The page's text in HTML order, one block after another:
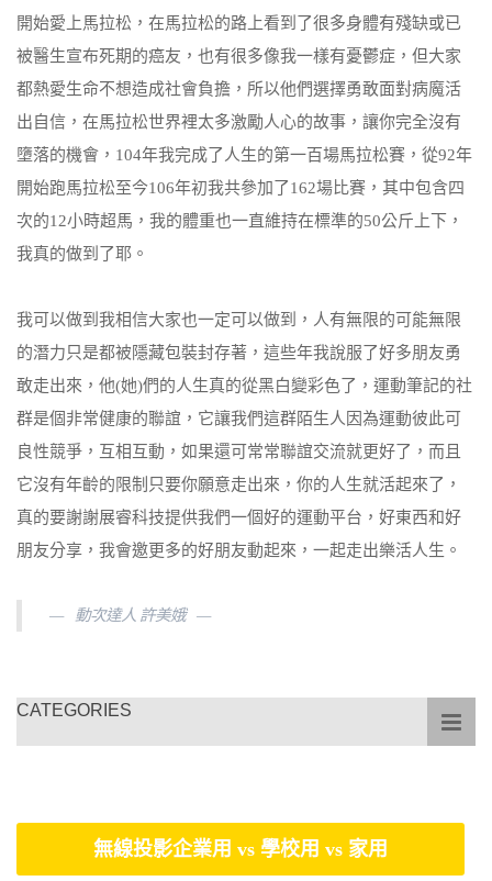
開始愛上馬拉松，在馬拉松的路上看到了很多身體有殘缺或已
被醫生宣布死期的癌友，也有很多像我一樣有憂鬱症，但大家
都熱愛生命不想造成社會負擔，所以他們選擇勇敢面對病魔活
出自信，在馬拉松世界裡太多激勵人心的故事，讓你完全沒有
墮落的機會，104年我完成了人生的第一百場馬拉松賽，從92年
開始跑馬拉松至今106年初我共參加了162場比賽，其中包含四
次的12小時超馬，我的體重也一直維持在標準的50公斤上下，
我真的做到了耶。
我可以做到我相信大家也一定可以做到，人有無限的可能無限
的潛力只是都被隱藏包裝封存著，這些年我說服了好多朋友勇
敢走出來，他(她)們的人生真的從黑白變彩色了，運動筆記的社
群是個非常健康的聯誼，它讓我們這群陌生人因為運動彼此可
良性競爭，互相互動，如果還可常常聯誼交流就更好了，而且
它沒有年齡的限制只要你願意走出來，你的人生就活起來了，
真的要謝謝展睿科技提供我們一個好的運動平台，好東西和好
朋友分享，我會邀更多的好朋友動起來，一起走出樂活人生。
動次達人 許美娥
CATEGORIES
無線投影企業用 vs 學校用 vs 家用